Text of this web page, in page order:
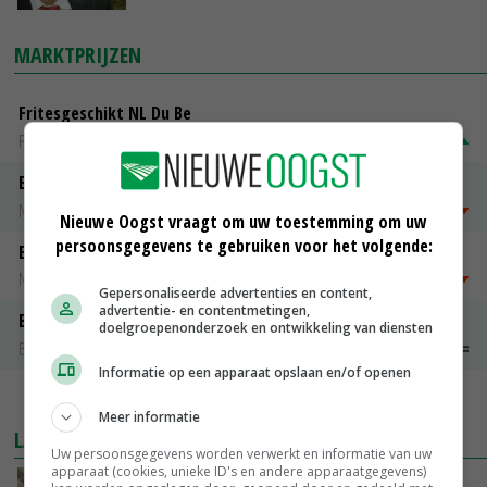
MARKTPRIJZEN
Fritesgeschikt NL Du Be
PotatoNL
Emmeloord Tarwe
Noteringen
€ 205,00
Emmeloord Schaaltjespeen
Noteringen
Bintje A 28/35
Bintje Info
LAATSTE NIEUWS
Nieuwe Oogst vraagt om uw toestemming om uw
persoonsgegevens te gebruiken voor het volgende:
Gepersonaliseerde advertenties en content,
advertentie- en contentmetingen,
doelgroepenonderzoek en ontwikkeling van diensten
Informatie op een apparaat opslaan en/of openen
Meer informatie
Uw persoonsgegevens worden verwerkt en informatie van uw
apparaat (cookies, unieke ID's en andere apparaatgegevens)